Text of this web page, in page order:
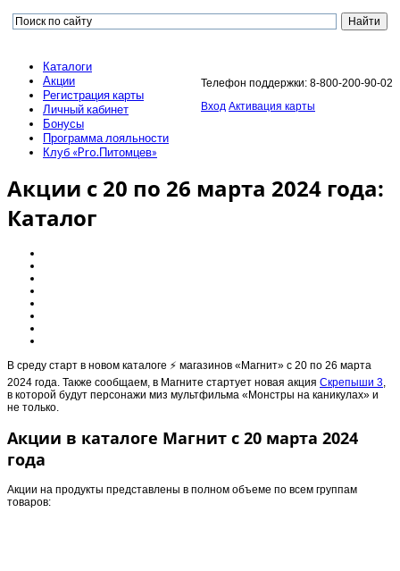
Телефон поддержки: 8-800-200-90-02
Вход Активация карты
Каталоги
Акции
Регистрация карты
Личный кабинет
Бонусы
Программа лояльности
Клуб «Pro.Питомцев»
Акции с 20 по 26 марта 2024 года:
Каталог
В среду старт в новом каталоге ⚡️ магазинов «Магнит» с 20 по 26 марта
2024 года. Также сообщаем, в Магните стартует новая акция Скрепыши 3,
в которой будут персонажи миз мультфильма «Монстры на каникулах» и
не только.
Акции в каталоге Магнит с 20 марта 2024
года
Акции на продукты представлены в полном объеме по всем группам
товаров: